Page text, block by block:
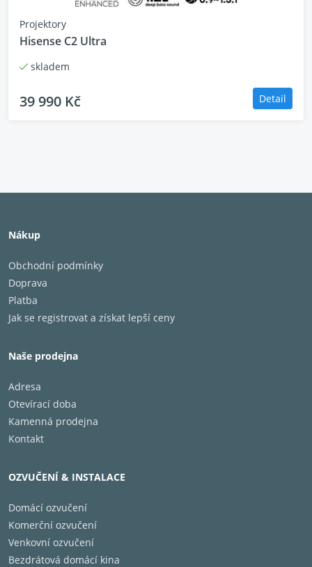
Projektory
Hisense C2 Ultra
skladem
39 990 Kč Detail
Nákup
Obchodní podmínky
Doprava
Platba
Jak se registrovat a získat lepší ceny
Naše prodejna
Adresa
Otevírací doba
Kamenná prodejna
Kontakt
OZVUČENÍ & INSTALACE
Domácí ozvučení
Komerční ozvučení
Venkovní ozvučení
Bezdrátová domácí kina